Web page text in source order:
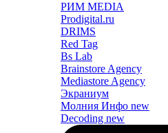
РИМ MEDIA
Prodigital.ru
DRIMS
Red Tag
Bs Lab
Brainstore Agency
Mediastore Agency
Экраниум
Молния Инфо new
Decoding new